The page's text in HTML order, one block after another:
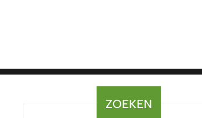
ZOEKEN